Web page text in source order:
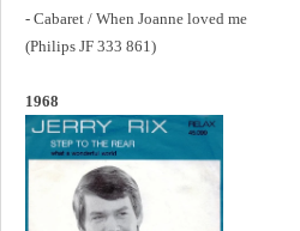
- Cabaret / When Joanne loved me
(Philips JF 333 861)
1968